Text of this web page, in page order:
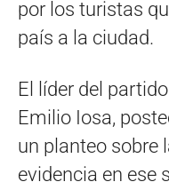
por los turistas
país a la ciudad.
El líder del partido
Emilio Iosa,
un planteo sobre
evidencia en ese